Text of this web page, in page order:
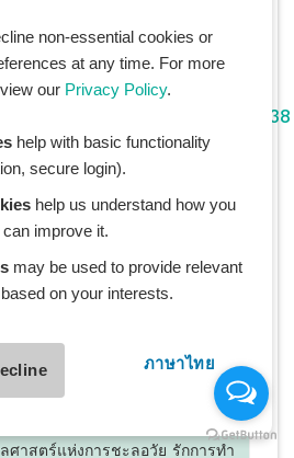
pubmed/24279738
กโภชนาการและผู้เชี่ยวชาญด้าน
Health Coach พร้อมคุณวุฒิ
School ประกาศนียบัตรด้านการ
ศาสตร์แห่งการชะลอวัย รักการทำ
non-essential cookies or
at any time. For more
our Privacy Policy.
help with basic functionality
secure login).
help us understand how you
improve it.
may be used to provide relevant
on your interests.
ภาษาไทย